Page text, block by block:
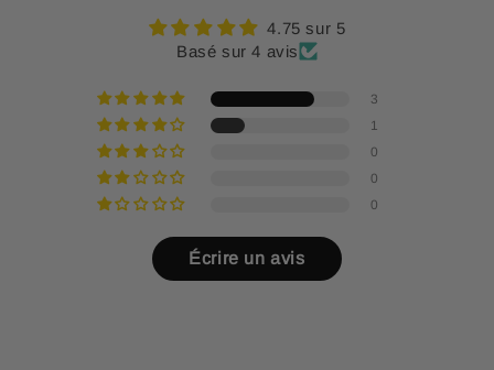
4.75 sur 5
Basé sur 4 avis
3
1
0
0
0
Écrire un avis